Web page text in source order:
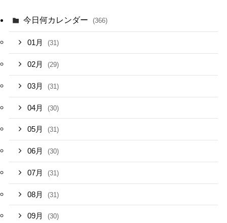
今日何カレンダー (366)
01月 (31)
02月 (29)
03月 (31)
04月 (30)
05月 (31)
06月 (30)
07月 (31)
08月 (31)
09月 (30)